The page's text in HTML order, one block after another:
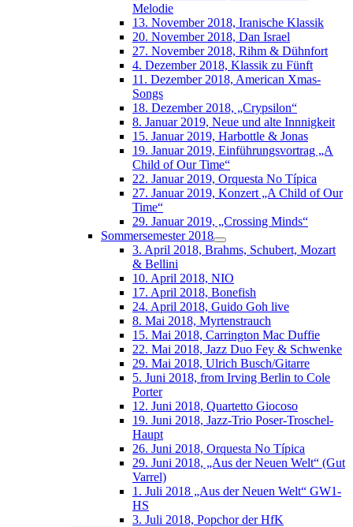
Melodie
13. November 2018, Iranische Klassik
20. November 2018, Dan Israel
27. November 2018, Rihm & Dühnfort
4. Dezember 2018, Klassik zu Fünft
11. Dezember 2018, American Xmas-
Songs
18. Dezember 2018, „Crypsilon“
8. Januar 2019, Neue und alte Innnigkeit
15. Januar 2019, Harbottle & Jonas
19. Januar 2019, Einführungsvortrag „A
Child of Our Time“
22. Januar 2019, Orquesta No Típica
27. Januar 2019, Konzert „A Child of Our
Time“
29. Januar 2019, „Crossing Minds“
Sommersemester 2018
3. April 2018, Brahms, Schubert, Mozart
& Bellini
10. April 2018, NIO
17. April 2018, Bonefish
24. April 2018, Guido Goh live
8. Mai 2018, Myrtenstrauch
15. Mai 2018, Carrington Mac Duffie
22. Mai 2018, Jazz Duo Fey & Schwenke
29. Mai 2018, Ulrich Busch/Gitarre
5. Juni 2018, from Irving Berlin to Cole
Porter
12. Juni 2018, Quartetto Giocoso
19. Juni 2018, Jazz-Trio Poser-Troschel-
Haupt
26. Juni 2018, Orquesta No Típica
29. Juni 2018, „Aus der Neuen Welt“ (Gut
Varrel)
1. Juli 2018 „Aus der Neuen Welt“ GW1-
HS
3. Juli 2018, Popchor der HfK